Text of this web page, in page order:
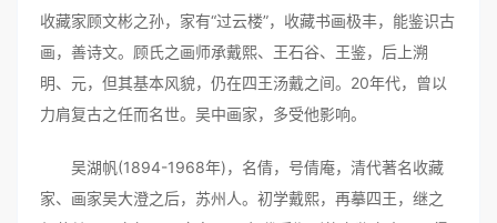
收藏家顾文彬之孙，家有“过云楼”，收藏书画极丰，能鉴识古
画，善诗文。顾氏之画师承戴熙、王石谷、王鉴，后上溯
明、元，但其基本风貌，仍在四王汤戴之间。20年代，曾以
力肩复古之任而名世。吴中画家，多受他影响。
吴湖帆(1894-1968年)，名倩，号倩庵，清代著名收藏
家、画家吴大澄之后，苏州人。初学戴熙，再摹四王，继之